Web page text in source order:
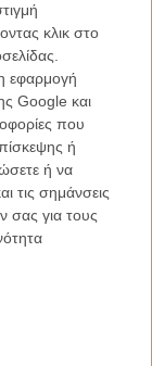
κλικ στο
εφαρμογή
Google και
που
ή
ή να
τις σημάνσεις
σας για τους
στην κάμερα